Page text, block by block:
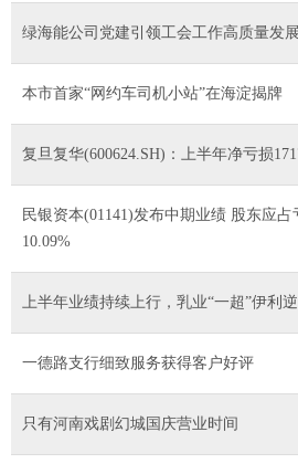
绿海能公司党建引领工会工作高质量发展
本市首家“网约车司机小站”在海淀揭牌
复旦复华(600624.SH)：上半年净亏损
民银资本(01141)发布中期业绩 股东应
10.09%
上半年业绩持续上行，乳业“一超”伊利
一德路支行细致服务获得客户好评
只有河南戏剧幻城国庆营业时间